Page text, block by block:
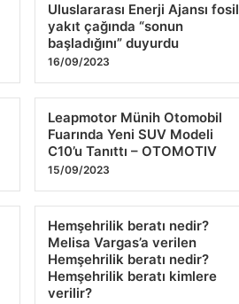
Uluslararası Enerji Ajansı fosil
yakıt çağında “sonun
başladığını” duyurdu
16/09/2023
Leapmotor Münih Otomobil
Fuarında Yeni SUV Modeli
C10’u Tanıttı – OTOMOTIV
15/09/2023
Hemşehrilik beratı nedir?
Melisa Vargas’a verilen
Hemşehrilik beratı nedir?
Hemşehrilik beratı kimlere
verilir?